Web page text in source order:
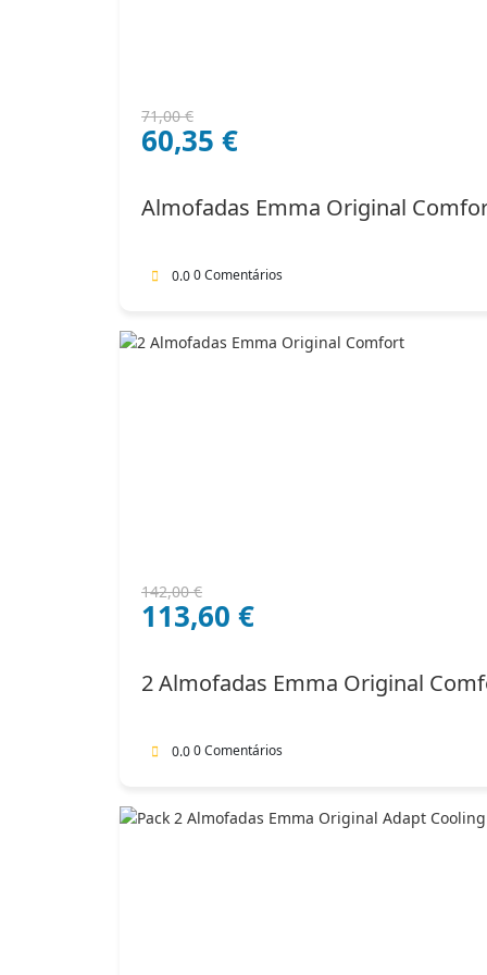
71,00€
O
preço
71,00 €.
60,35 €
O
preço
60,35 €.
Almofadas Emma Original
0.00 Comentários
142,00€
O
preço
142,00 €.
113,60 €
O
preço
113,60 €.
2 Almofadas Emma Original
0.00 Comentários